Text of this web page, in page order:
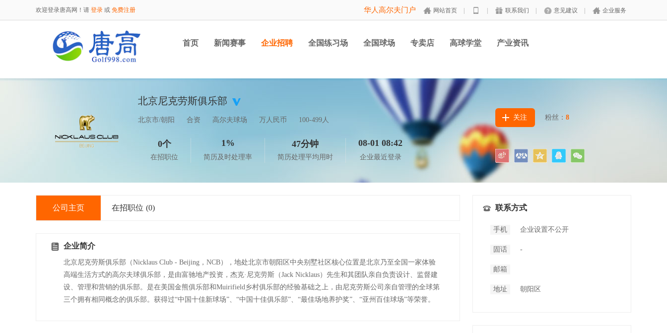
欢迎登录唐高网！请 登录 或 免费注册 华人高尔夫门户 网站首页 联系我们 意见建议 企业服务
首页 新闻赛事 企业招聘 全国练习场 全国球场 专卖店 高球学堂 产业资讯
北京尼克劳斯俱乐部
北京市/朝阳 合资 高尔夫球场 万人民币 100-499人
0个
在招职位
1%
简历及时处理率
47分钟
简历处理平均用时
08-01 08:42
企业最近登录
关注 粉丝： 8
公司主页 在招职位 (0)
企业简介
北京尼克劳斯俱乐部（Nicklaus Club - Beijing，NCB），地处北京市朝阳区中央别墅社区核心位置是北京乃至全国一家体验
高端生活方式的高尔夫球俱乐部，是由富驰地产投资，杰克·尼克劳斯（Jack Nicklaus）先生和其团队亲自负责设计、监督建
设、管理和营销的俱乐部。是在美国金熊俱乐部和Muirifield乡村俱乐部的经验基础之上，由尼克劳斯公司亲自管理的全球第
三个拥有相同概念的俱乐部。获得过“中国十佳新球场”、“中国十佳俱乐部”、“最佳场地养护奖”、“亚州百佳球场”等荣誉。
联系方式
手机 企业设置不公开
固话 -
邮箱
地址 朝阳区